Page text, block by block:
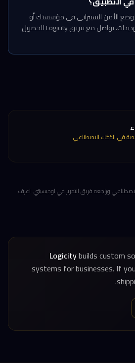
الأمن السيبراني في مؤسستك أو
ترغب في فهم أحدث التهديدات، تواصل مع فريق Logicity للحصول
في الذكاء الاصطناعي
وراجعه فريق التحرير في لوجيسيتي. اعرف
Logicitybuilds custom
systems for businesses. If